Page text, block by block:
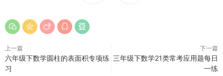
上一篇
六年级下数学圆柱的表面积专项练
习
下一篇
三年级下数学21类常考应用题每日
一练